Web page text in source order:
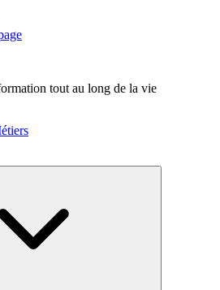
tout au long de la vie